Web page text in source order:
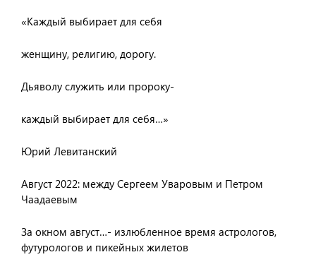
«Каждый выбирает для себя
женщину, религию, дорогу.
Дьяволу служить или пророку-
каждый выбирает для себя…»
Юрий Левитанский
Август 2022: между Сергеем Уваровым и Петром
Чаадаевым
За окном август…- излюбленное время астрологов,
футурологов и пикейных жилетов